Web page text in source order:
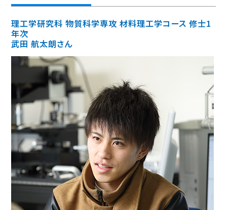
理工学研究科 物質科学専攻 材料理工学コース 修士1
年次
武田 航太朗さん